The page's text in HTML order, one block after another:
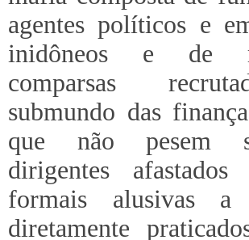
agentes políticos e
inidôneos e de
comparsas
submundo das
que não pesem
dirigentes afastados
formais alusivas a
diretamente